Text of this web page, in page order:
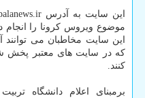
موضوع ویروس کرونا را انجام
این سایت مخاطبان می توانند
که در سایت های معتبر پخش
کنند.